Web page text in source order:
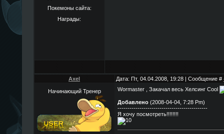
Покемоны сайта:
Награды:
Axel Дата: Пт, 04.04.2008, 19:28 | Сообщение #
Начинающий Тренер Wormaster , Закачал весь Хелсинг Cool
Добавлено(2008-04-04, 7:28 Pm)
---------------------------------------------
Я хочу посмотреть!!!!!!!!